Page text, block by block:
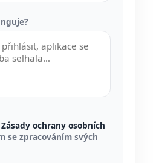
Zásady ochrany osobních
se zpracováním svých